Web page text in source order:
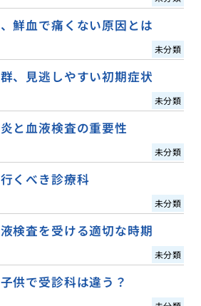
鮮血で痛くない原因とは
未分類
、見逃しやすい初期症状
未分類
と血液検査の重要性
未分類
くべき診療科
未分類
検査を受ける適切な時期
未分類
供で受診科は違う？